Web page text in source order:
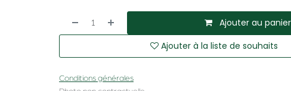
Ajouter au panier
Ajouter à la liste de souhaits
Conditions générales